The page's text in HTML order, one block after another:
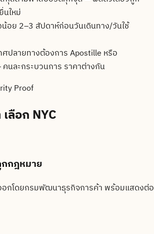
นใหม่
น้อย 2–3 สัปดาห์ก่อนวันเดินทาง/วันใช้
ศปลายทางต้องการ Apostille หรือ
นละกระบวนการ ราคาต่างกัน
Proof
เลือก NYC
กฎหมาย
กโดยกรมพัฒนาธุรกิจการค้า พร้อมแสดงต่อ